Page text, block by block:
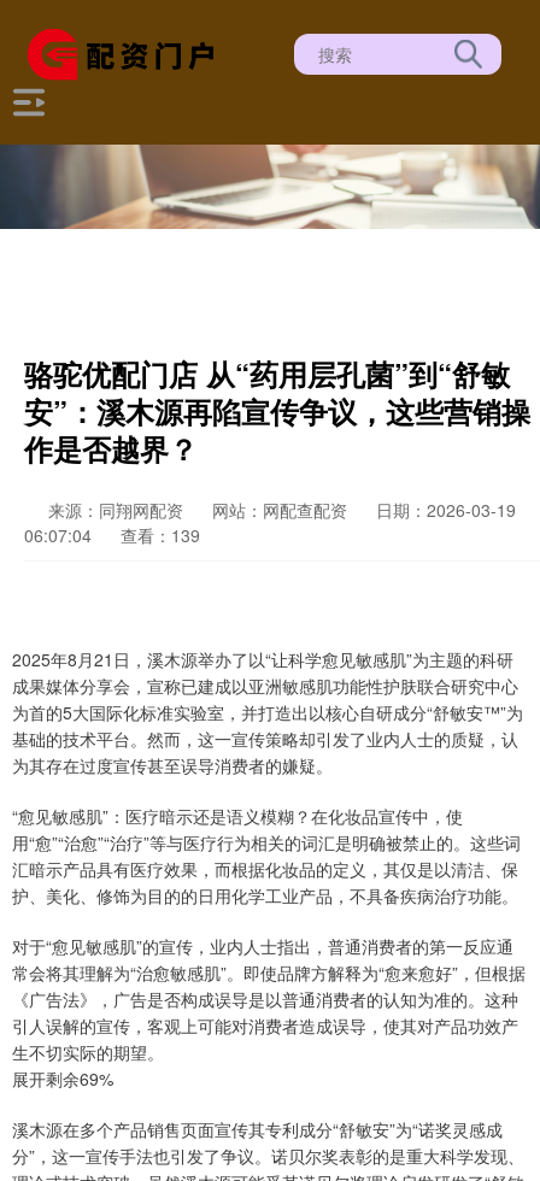
骆驼优配门店 从“药用层孔菌”到“舒敏
安”：溪木源再陷宣传争议，这些营销操
作是否越界？
来源：同翔网配资 网站：网配查配资
日期：2026-03-19
06:07:04
查看：139
2025年8月21日，溪木源举办了以“让科学愈见敏感肌”为主题的科研
成果媒体分享会，宣称已建成以亚洲敏感肌功能性护肤联合研究中心
为首的5大国际化标准实验室，并打造出以核心自研成分“舒敏安™”为
基础的技术平台。然而，这一宣传策略却引发了业内人士的质疑，认
为其存在过度宣传甚至误导消费者的嫌疑。
“愈见敏感肌”：医疗暗示还是语义模糊？在化妆品宣传中，使
用“愈”“治愈”“治疗”等与医疗行为相关的词汇是明确被禁止的。这些词
汇暗示产品具有医疗效果，而根据化妆品的定义，其仅是以清洁、保
护、美化、修饰为目的的日用化学工业产品，不具备疾病治疗功能。
对于“愈见敏感肌”的宣传，业内人士指出，普通消费者的第一反应通
常会将其理解为“治愈敏感肌”。即使品牌方解释为“愈来愈好”，但根据
《广告法》，广告是否构成误导是以普通消费者的认知为准的。这种
引人误解的宣传，客观上可能对消费者造成误导，使其对产品功效产
生不切实际的期望。
展开剩余69%
溪木源在多个产品销售页面宣传其专利成分“舒敏安”为“诺奖灵感成
分”，这一宣传手法也引发了争议。诺贝尔奖表彰的是重大科学发现、